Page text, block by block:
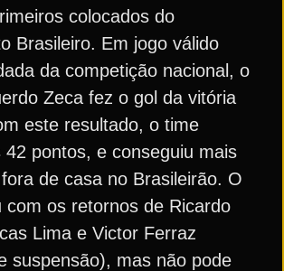
colocados do
Brasileiro. Em jogo válido
da competição nacional, o
Zeca fez o gol da vitória
este resultado, o time
42 pontos, e conseguiu mais
de casa no Brasileirão. O
com os retornos de Ricardo
Lima e Victor Ferraz
suspensão), mas não pode